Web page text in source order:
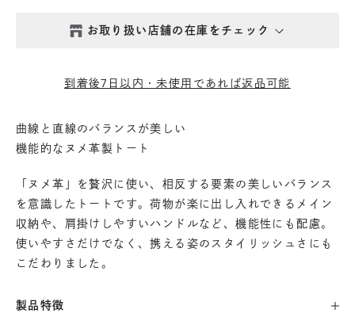
お取り扱い店舗の在庫をチェック
丸の内店 - 在庫 - △
渋谷店 - 在庫 -△
六本木店 - 在庫 - ×
到着後7日以内・未使用であれば返品可能
曲線と直線のバランスが美しい
機能的なヌメ革製トート
「ヌメ革」を贅沢に使い、相反する要素の美しいバランス
を意識したトートです。荷物が楽に出し入れできるメイン
収納や、肩掛けしやすいハンドルなど、機能性にも配慮。
使いやすさだけでなく、携える姿のスタイリッシュさにも
こだわりました。
製品特徴